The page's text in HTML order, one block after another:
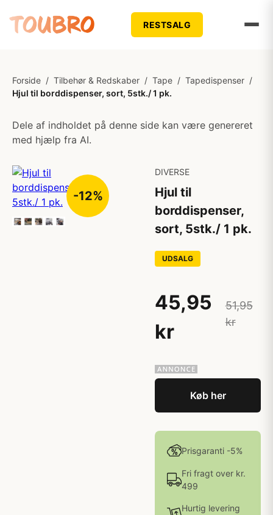
RESTSALG
Forside / Tilbehør & Redskaber / Tape / Tapedispenser /
Hjul til borddispenser, sort, 5stk./ 1 pk.
Dele af indholdet på denne side kan være genereret
med hjælp fra AI.
-12%
DIVERSE
Hjul til
borddispenser,
sort, 5stk./ 1 pk.
UDSALG
45,95
kr
51,95
kr
Køb her
Prisgaranti -5%
Fri fragt over kr.
499
Hurtig levering